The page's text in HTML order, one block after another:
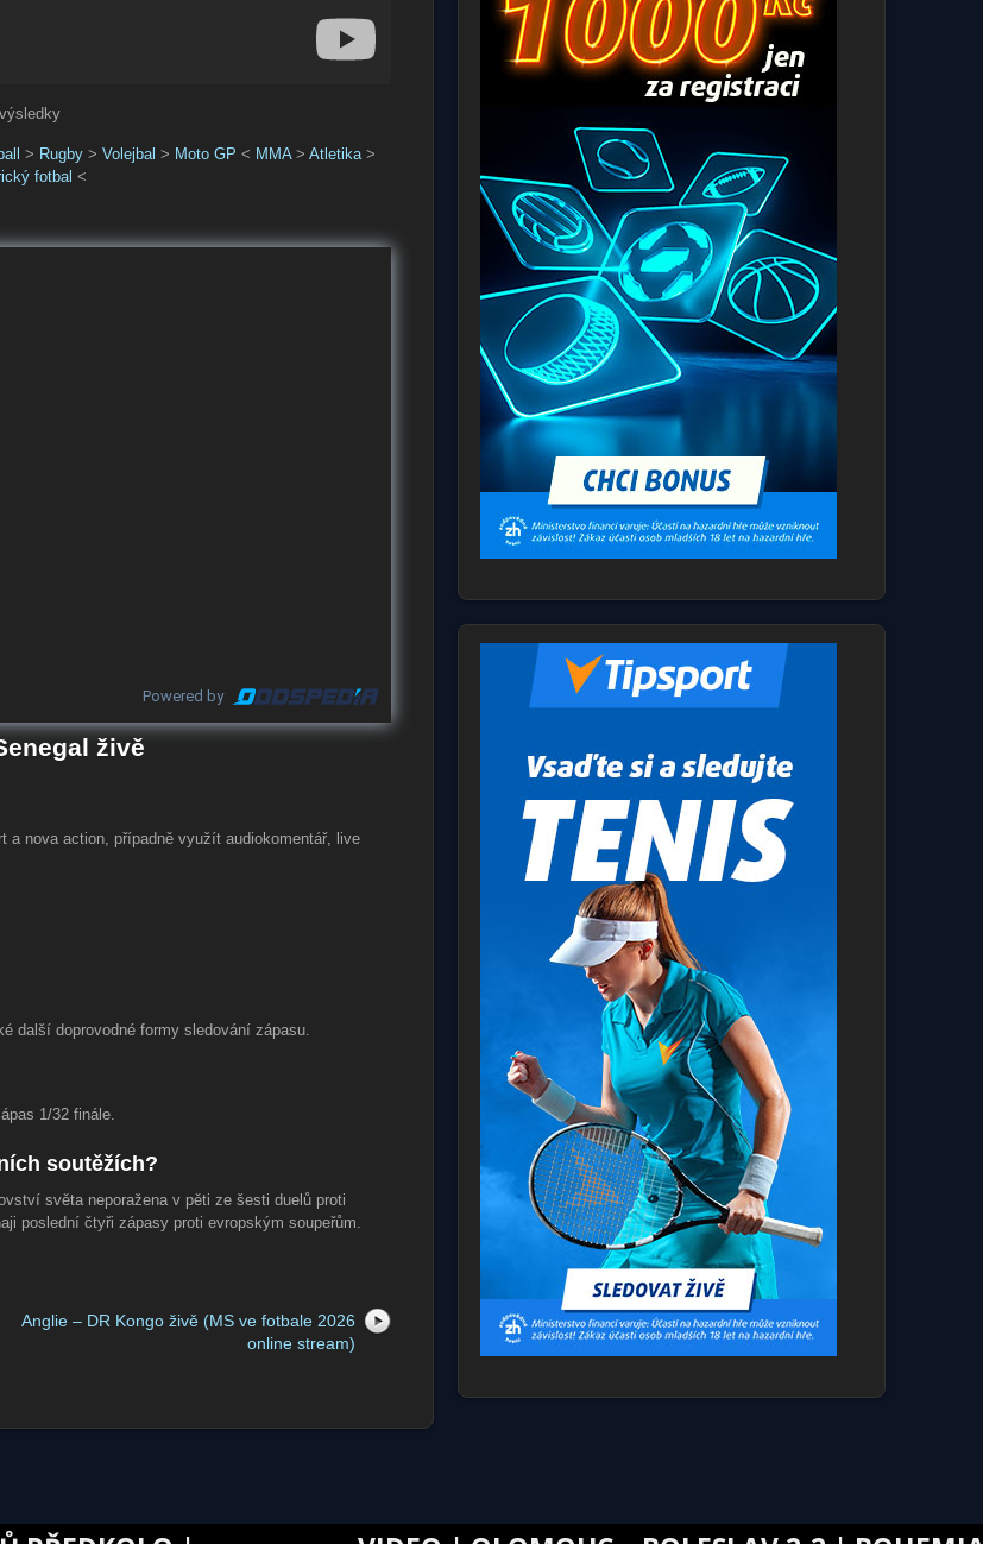
> Rugby> Volejbal > Moto GP < MMA> Atletika>
fotbal <
Powered by
živě
nova action, případně využít audiokomentář, live
další doprovodné formy sledování zápasu.
1/32 finále.
soutěžích?
světa neporažena v pěti ze šesti duelů proti
poslední čtyři zápasy proti evropským soupeřům.
Anglie – DR Kongo živě (MS ve fotbale 2026
online stream)